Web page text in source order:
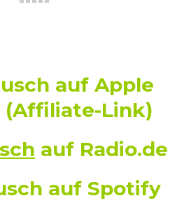
auf Apple
(Affiliate-Link)
auf Radio.de
auf Spotify